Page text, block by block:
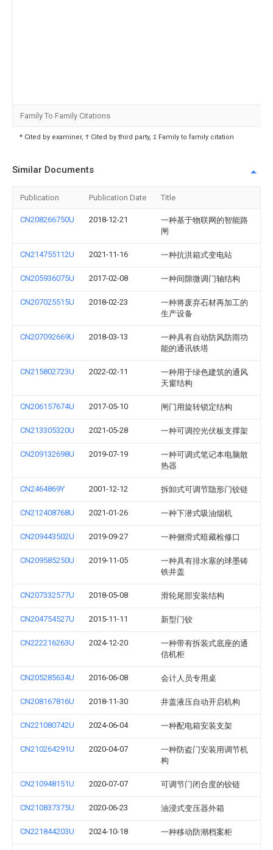
Family To Family Citations
* Cited by examiner, † Cited by third party, ‡ Family to family citation
Similar Documents
Publication Publication Date Title
CN208266750U 2018-12-21
一种基于物联网的智能路
闸
CN214755112U 2021-11-16 一种抗洪箱式变电站
CN205936075U 2017-02-08 一种间隙微调门轴结构
CN207025515U 2018-02-23
一种将废弃石材再加工的
生产设备
CN207092669U 2018-03-13
一种具有自动防风防雨功
能的通讯铁塔
CN215802723U 2022-02-11
一种用于绿色建筑的通风
天窗结构
CN206157674U 2017-05-10 闸门用旋转锁定结构
CN213305320U 2021-05-28 一种可调控光伏板支撑架
CN209132698U 2019-07-19
一种可调式笔记本电脑散
热器
CN2464869Y 2001-12-12 拆卸式可调节隐形门铰链
CN212408768U 2021-01-26 一种下潜式吸油烟机
CN209443502U 2019-09-27 一种侧滑式暗藏检修口
CN209585250U 2019-11-05
一种具有排水塞的球墨铸
铁井盖
CN207332577U 2018-05-08 滑轮尾部安装结构
CN204754527U 2015-11-11 新型门铰
CN222216263U 2024-12-20
一种带有拆装式底座的通
信机柜
CN205285634U 2016-06-08 会计人员专用桌
CN208167816U 2018-11-30 井盖液压自动开启机构
CN221080742U 2024-06-04 一种配电箱安装支架
CN210264291U 2020-04-07
一种防盗门安装用调节机
构
CN210948151U 2020-07-07 可调节门闭合度的铰链
CN210837375U 2020-06-23 油浸式变压器外箱
CN221844203U 2024-10-18 一种移动防潮档案柜